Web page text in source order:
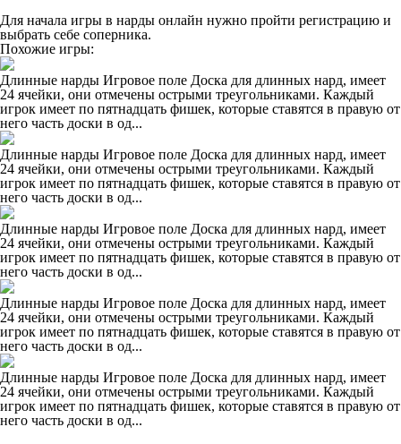
Для начала игры в нарды онлайн нужно пройти регистрацию и
выбрать себе соперника.
Похожие игры:
Длинные нарды Игровое поле Доска для длинных нард, имеет
24 ячейки, они отмечены острыми треугольниками. Каждый
игрок имеет по пятнадцать фишек, которые ставятся в правую от
него часть доски в од...
Длинные нарды Игровое поле Доска для длинных нард, имеет
24 ячейки, они отмечены острыми треугольниками. Каждый
игрок имеет по пятнадцать фишек, которые ставятся в правую от
него часть доски в од...
Длинные нарды Игровое поле Доска для длинных нард, имеет
24 ячейки, они отмечены острыми треугольниками. Каждый
игрок имеет по пятнадцать фишек, которые ставятся в правую от
него часть доски в од...
Длинные нарды Игровое поле Доска для длинных нард, имеет
24 ячейки, они отмечены острыми треугольниками. Каждый
игрок имеет по пятнадцать фишек, которые ставятся в правую от
него часть доски в од...
Длинные нарды Игровое поле Доска для длинных нард, имеет
24 ячейки, они отмечены острыми треугольниками. Каждый
игрок имеет по пятнадцать фишек, которые ставятся в правую от
него часть доски в од...